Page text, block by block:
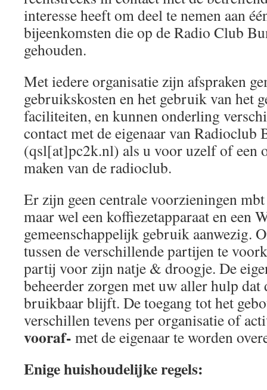
interesse heeft om deel te nemen aan
bijeenkomsten die op de Radio Club
gehouden.
Met iedere organisatie zijn afspraken
gebruikskosten en het gebruik van het
faciliteiten, en kunnen onderling
contact met de eigenaar van Radioclub
(qsl[at]pc2k.nl) als u voor uzelf of een
maken van de radioclub.
Er zijn geen centrale voorzieningen
maar wel een koffiezetapparaat en een
gemeenschappelijk gebruik aanwezig.
tussen de verschillende partijen te
partij voor zijn natje & droogje. De
beheerder zorgen met uw aller hulp dat
bruikbaar blijft. De toegang tot het
verschillen tevens per organisatie of
vooraf- met de eigenaar te worden
Enige huishoudelijke regels: